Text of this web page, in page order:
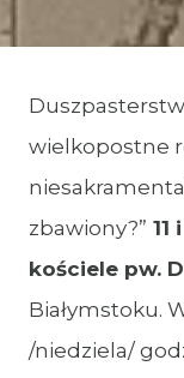
wielkopostne
zbawiony?” 11
kościele pw.
Białymstoku.
/niedziela/